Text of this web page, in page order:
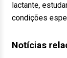
lactante,
condições
Notícias